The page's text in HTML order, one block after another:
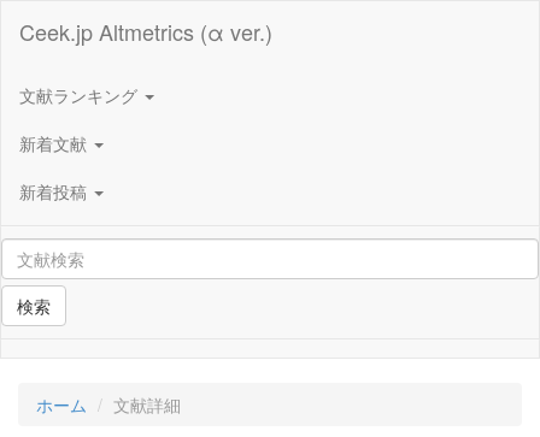
Ceek.jp Altmetrics (α ver.)
文献ランキング
新着文献
新着投稿
検索
ホーム 文献詳細